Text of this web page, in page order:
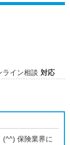
ライン相談 対応
(^^) 保険業界に